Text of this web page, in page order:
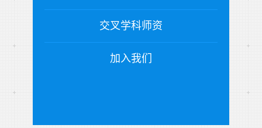
交叉学科师资
加入我们